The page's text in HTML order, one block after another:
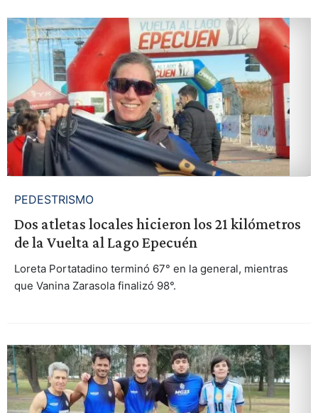
PEDESTRISMO
Dos atletas locales hicieron los 21 kilómetros
de la Vuelta al Lago Epecuén
Loreta Portatadino terminó 67° en la general, mientras
que Vanina Zarasola finalizó 98°.